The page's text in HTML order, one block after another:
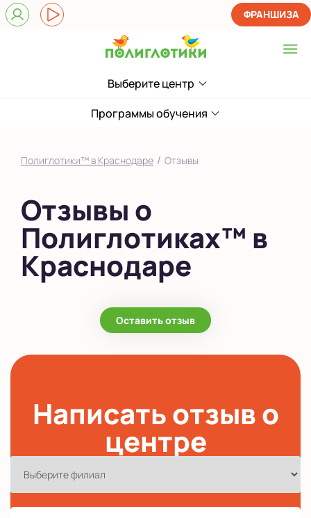
Выберите центр
Выберите центр
Показать на карте
ФРАНШИЗА
Программы обучения
Полиглотики™ в Краснодаре / Отзывы
Отзывы о
Полиглотиках™ в
Краснодаре
Оставить отзыв
Написать отзыв о
центре